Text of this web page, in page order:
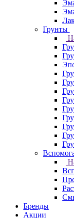
Грунты
Бренды
Акции